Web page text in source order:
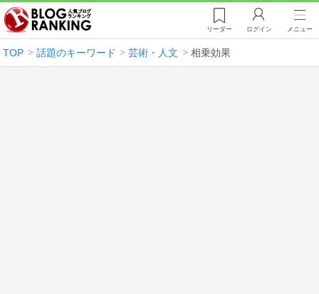
リーダー ログイン メニュー
TOP 話題のキーワード 芸術・人文 相乗効果